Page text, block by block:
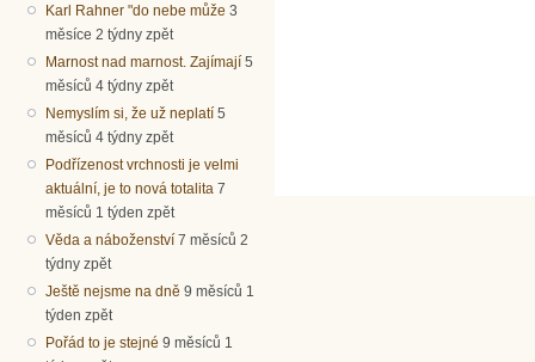
Karl Rahner "do nebe může 3
měsíce 2 týdny zpět
Marnost nad marnost. Zajímají 5
měsíců 4 týdny zpět
Nemyslím si, že už neplatí 5
měsíců 4 týdny zpět
Podřízenost vrchnosti je velmi
aktuální, je to nová totalita 7
měsíců 1 týden zpět
Věda a náboženství 7 měsíců 2
týdny zpět
Ještě nejsme na dně 9 měsíců 1
týden zpět
Pořád to je stejné 9 měsíců 1